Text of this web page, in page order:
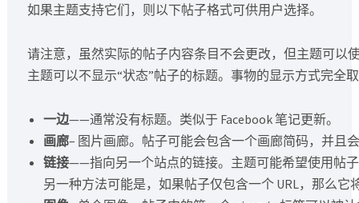
如果主题支持它们，则以下帖子格式可供用户选择。
请注意，虽然实际的帖子内容条目不会更改，但主题可以
主题可以不显示“状态”帖子的标题。事物的显示方式完全
一边——通常没有标题。类似于 Facebook 笔记更新。
画廊– 图片画廊。帖子可能会包含一个画廊简码，并且
链接——指向另一个站点的链接。主题可能希望使用帖
另一种方法可能是，如果帖子仅包含一个 URL，那么